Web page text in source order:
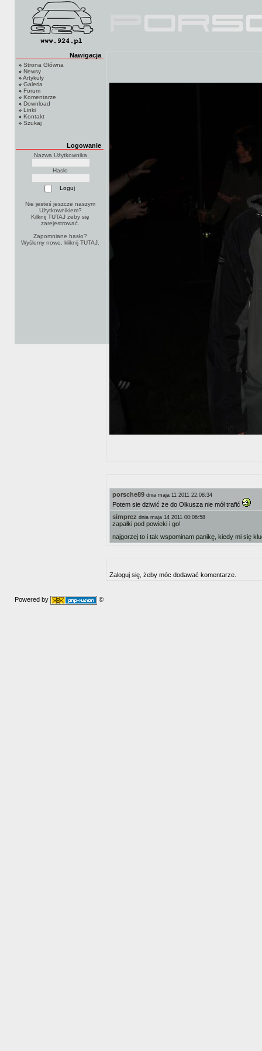
Nawigacja
Strona Główna
Newsy
Artykuły
Galeria
Forum
Komentarze
Download
Linki
Kontakt
Szukaj
Logowanie
Nazwa Użytkownika
Hasło
Nie jesteś jeszcze naszym
Użytkownikiem?
Kilknij TUTAJ żeby się
zarejestrować.
Zapomniane hasło?
Wyślemy nowe, kliknijTUTAJ
porsche89 dnia maja 11 2011 22:08:34
Potem sie dziwić że do Olkusza nie mół trafić
simprez dnia maja 14 2011 00:06:58
zapałki pod powieki i go!
najgorzej to i tak wspominam panikę, kiedy mi się
Zaloguj się, żeby móc dodawać komentarze.
Powered by ©